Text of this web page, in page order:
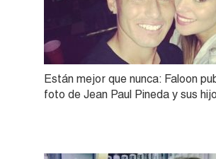
Están mejor que nunca: Faloon
foto de Jean Paul Pineda y sus